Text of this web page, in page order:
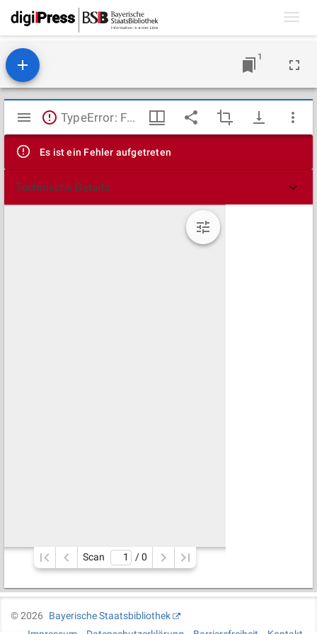
1
Mirador
Viewer
TypeError: Failed to fetch
Es ist ein Fehler aufgetreten
Technische Details
Scan / 0
©2026
Bayerische Staatsbibliothek